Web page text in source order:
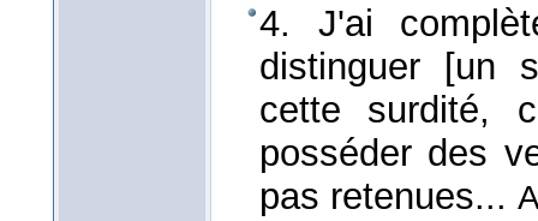
4. J'ai
distinguer [un
cette surdité,
posséder des
pas retenues...